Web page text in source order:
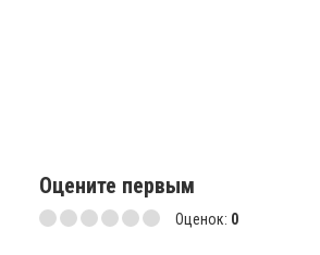
Оцените первым
Оценок: 0